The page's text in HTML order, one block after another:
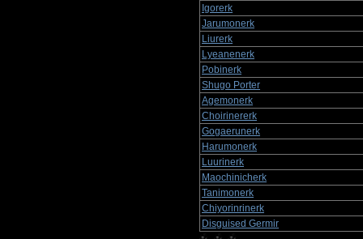
Igorerk
Jarumonerk
Liurerk
Lyeanenerk
Pobinerk
Shugo Porter
Agemonerk
Choirinererk
Gogaerunerk
Harumonerk
Luurinerk
Maochinicherk
Tanimonerk
Chiyorinrinerk
Disguised Germir